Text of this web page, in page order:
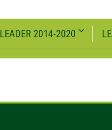
LEADER 2014-2020